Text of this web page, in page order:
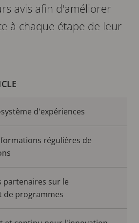
avis afin d'améliorer
à chaque étape de leur
d'expériences
régulières de
partenaires sur le
de programmes